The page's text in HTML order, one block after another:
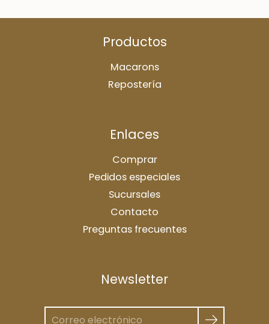
Productos
Macarons
Repostería
Enlaces
Comprar
Pedidos especiales
Sucursales
Contacto
Preguntas frecuentes
Newsletter